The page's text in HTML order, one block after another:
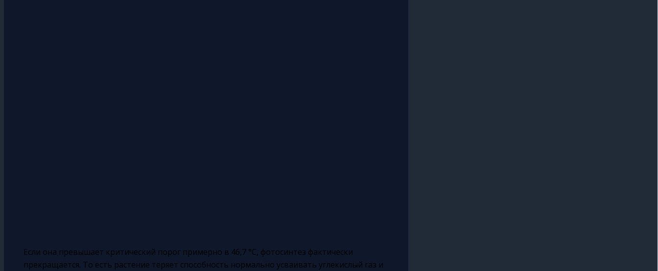
Если она превышает критический порог примерно в 46,7 °C, фотосинтез фактически
прекращается. То есть растение теряет способность нормально усваивать углекислый газ и